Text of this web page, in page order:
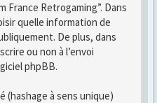
France Retrogaming”. Dans
quelle information de
De plus, dans
ou non à l’envoi
phpBB.
(hashage à sens unique)